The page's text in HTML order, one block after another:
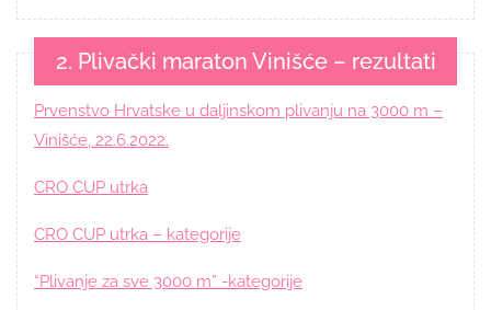
2. Plivački maraton Vinišće – rezultati
Prvenstvo Hrvatske u daljinskom plivanju na 3000 m –
Vinišće, 22.6.2022.
CRO CUP utrka
CRO CUP utrka – kategorije
“Plivanje za sve 3000 m” -kategorije